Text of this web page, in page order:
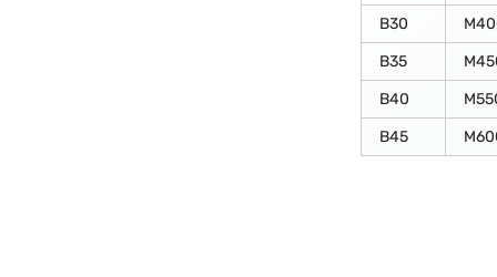
В30
В35
В40
В45